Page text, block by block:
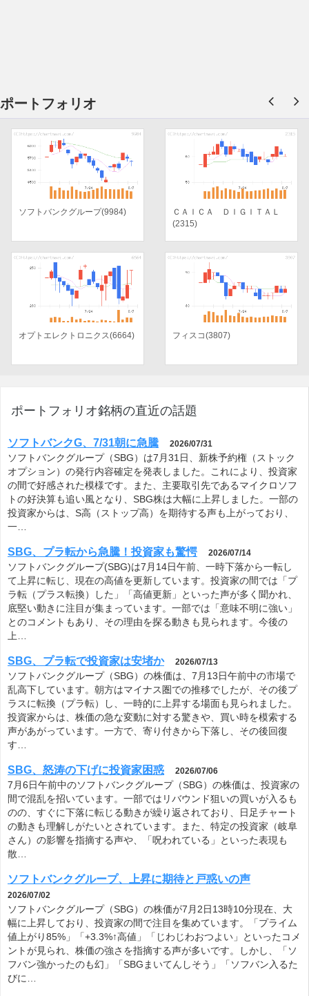
ポートフォリオ
ソフトバンクグループ(9984)
ＣＡＩＣＡ ＤＩＧＩＴＡＬ
(2315)
オプトエレクトロニクス(6664) フィスコ(3807)
ポートフォリオ銘柄の直近の話題
ソフトバンクG、7/31朝に急騰 2026/07/31
ソフトバンクグループ（SBG）は7月31日、新株予約権（ストック
オプション）の発行内容確定を発表しました。これにより、投資家
の間で好感された模様です。また、主要取引先であるマイクロソフ
トの好決算も追い風となり、SBG株は大幅に上昇しました。一部の
投資家からは、S高（ストップ高）を期待する声も上がっており、
一…
SBG、プラ転から急騰！投資家も驚愕 2026/07/14
ソフトバンクグループ(SBG)は7月14日午前、一時下落から一転し
て上昇に転じ、現在の高値を更新しています。投資家の間では「プ
ラ転（プラス転換）した」「高値更新」といった声が多く聞かれ、
底堅い動きに注目が集まっています。一部では「意味不明に強い」
とのコメントもあり、その理由を探る動きも見られます。今後の
上…
SBG、プラ転で投資家は安堵か 2026/07/13
ソフトバンクグループ（SBG）の株価は、7月13日午前中の市場で
乱高下しています。朝方はマイナス圏での推移でしたが、その後プ
ラスに転換（プラ転）し、一時的に上昇する場面も見られました。
投資家からは、株価の急な変動に対する驚きや、買い時を模索する
声があがっています。一方で、寄り付きから下落し、その後回復
す…
SBG、怒涛の下げに投資家困惑 2026/07/06
7月6日午前中のソフトバンクグループ（SBG）の株価は、投資家の
間で混乱を招いています。一部ではリバウンド狙いの買いが入るも
のの、すぐに下落に転じる動きが繰り返されており、日足チャート
の動きも理解しがたいとされています。また、特定の投資家（岐阜
さん）の影響を指摘する声や、「呪われている」といった表現も
散…
ソフトバンクグループ、上昇に期待と戸惑いの声
2026/07/02
ソフトバンクグループ（SBG）の株価が7月2日13時10分現在、大
幅に上昇しており、投資家の間で注目を集めています。「プライム
値上がり85%」「+3.3%↑高値」「じわじわおつよい」といったコメ
ントが見られ、株価の強さを指摘する声が多いです。しかし、「ソ
フバン強かったのも幻」「SBGまいてんしそう」「ソフバン入るた
びに…